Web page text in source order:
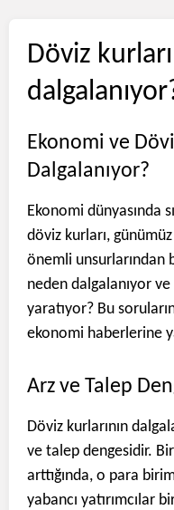
Döviz
Ekonomi ve
Dalgalanıyor?
Ekonomi dünyasında
döviz kurları,
önemli unsurlarından
neden dalgalanıyor
yaratıyor? Bu
ekonomi haberlerine
Arz ve Talep
Döviz kurlarının
ve talep dengesidir.
arttığında, o para
yabancı yatırımcılar